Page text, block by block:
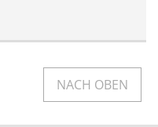
NACH OBEN